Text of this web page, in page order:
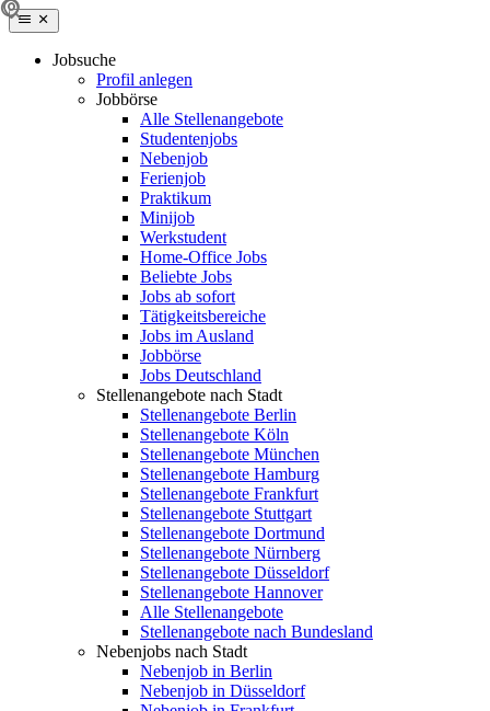
Jobsuche
Profil anlegen
Jobbörse
Alle Stellenangebote
Studentenjobs
Nebenjob
Ferienjob
Praktikum
Minijob
Werkstudent
Home-Office Jobs
Beliebte Jobs
Jobs ab sofort
Tätigkeitsbereiche
Jobs im Ausland
Jobbörse
Jobs Deutschland
Stellenangebote nach Stadt
Stellenangebote Berlin
Stellenangebote Köln
Stellenangebote München
Stellenangebote Hamburg
Stellenangebote Frankfurt
Stellenangebote Stuttgart
Stellenangebote Dortmund
Stellenangebote Nürnberg
Stellenangebote Düsseldorf
Stellenangebote Hannover
Alle Stellenangebote
Stellenangebote nach Bundesland
Nebenjobs nach Stadt
Nebenjob in Berlin
Nebenjob in Düsseldorf